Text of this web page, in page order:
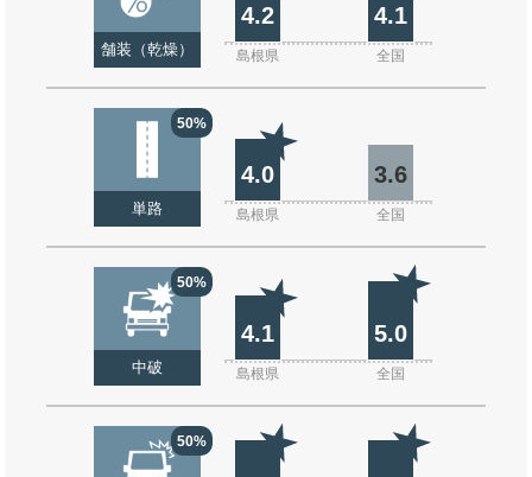
舗装（乾燥）
4.2 4.1
島根県 全国
50%
単路
4.0 3.6
島根県 全国
50%
中破
4.1 5.0
島根県 全国
50%